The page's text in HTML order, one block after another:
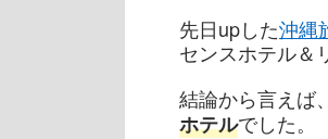
先日upした沖縄
センスホテル＆
結論から言えば、
ホテルでした。